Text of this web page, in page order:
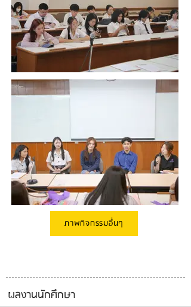
ภาพกิจกรรมอื่นๆ
ผลงานนักศึกษา